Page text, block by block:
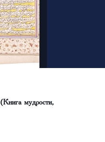
мудрости,